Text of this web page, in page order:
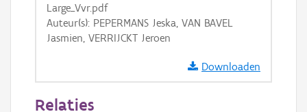
OSM-Basiskaart
Ortho
Large_Vvr.pdf
Auteur(s): PEPERMANS Jeska, VAN BAVEL
Jasmien, VERRIJCKT Jeroen
Downloaden
Relaties